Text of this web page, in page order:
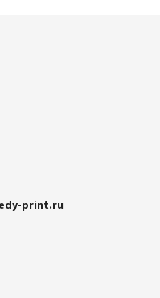
print.ru